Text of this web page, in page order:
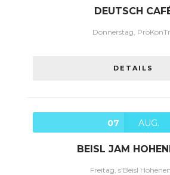
DEUTSCH
Donnerstag,
DETAILS
07 AUG.
BEISL JAM
Freitag, s'Beisl